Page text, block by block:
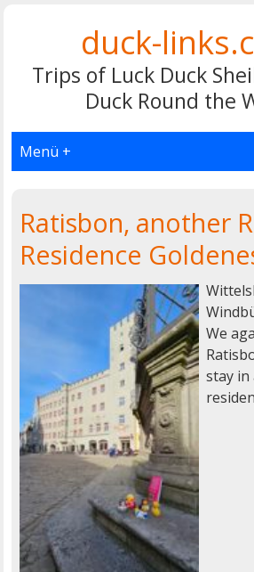
duck-
Trips of Luck Duck
Duck Round the
Menü +
Ratisbon, another
Residence
We
stay